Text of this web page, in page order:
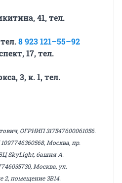
41, тел.
8 923 121–55–92
17, тел.
3, к. 1, тел.
ОГРНИП 317547600061056.
Москва, пр.
SkyLight, башня А.
Москва, ул.
2, помещение 3В14.